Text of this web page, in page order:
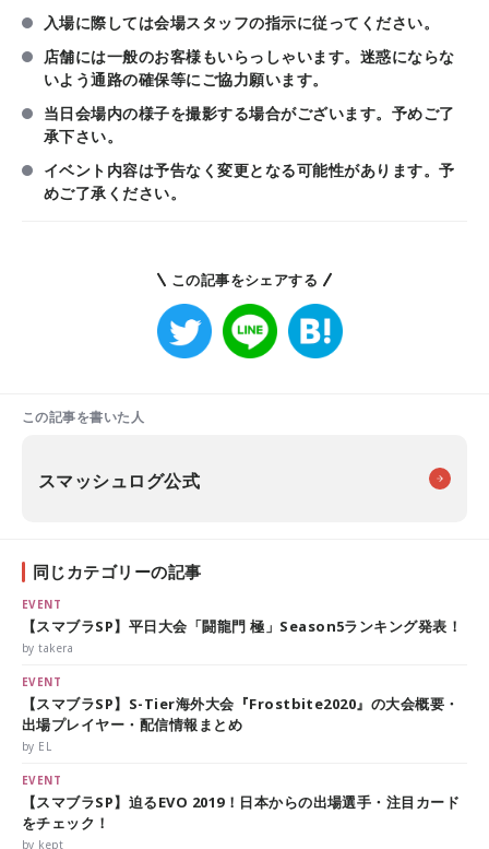
入場に際しては会場スタッフの指示に従ってください。
店舗には一般のお客様もいらっしゃいます。迷惑にならな
いよう通路の確保等にご協力願います。
当日会場内の様子を撮影する場合がございます。予めご了
承下さい。
イベント内容は予告なく変更となる可能性があります。予
めご了承ください。
この記事をシェアする
この記事を書いた人
スマッシュログ公式
同じカテゴリーの記事
EVENT
【スマブラSP】平日大会「闘龍門 極」Season5ランキング発表！
by takera
EVENT
【スマブラSP】S-Tier海外大会『Frostbite2020』の大会概要・
出場プレイヤー・配信情報まとめ
by EL
EVENT
【スマブラSP】迫るEVO 2019！日本からの出場選手・注目カード
をチェック！
by kept